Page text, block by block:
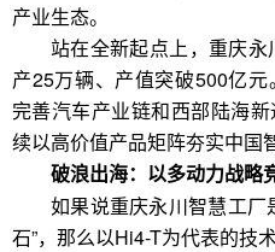
产业生态。
站在全新起点上，重庆
产25万辆、产值突破500亿元
完善汽车产业链和西部陆海
续以高价值产品矩阵夯实中国
破浪出海：以多动力战略
如果说重庆永川智慧工厂
石”，那么以Hi4-T为代表的技